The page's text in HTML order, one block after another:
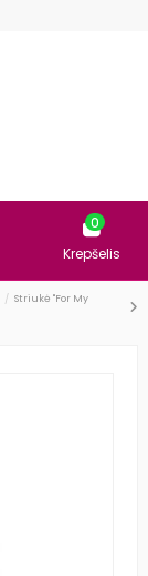
0
Krepšelis
Striukė "For My